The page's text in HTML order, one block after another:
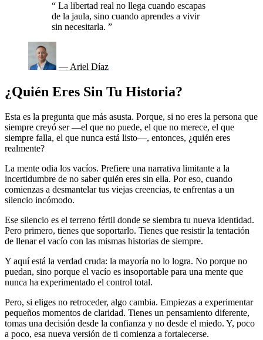
“ La libertad real no llega cuando escapas
de la jaula, sino cuando aprendes a vivir
sin necesitarla. ”
— Ariel Díaz
¿Quién Eres Sin Tu Historia?
Esta es la pregunta que más asusta. Porque, si no eres la persona que
siempre creyó ser —el que no puede, el que no merece, el que
siempre falla, el que nunca está listo—, entonces, ¿quién eres
realmente?
La mente odia los vacíos. Prefiere una narrativa limitante a la
incertidumbre de no saber quién eres sin ella. Por eso, cuando
comienzas a desmantelar tus viejas creencias, te enfrentas a un
silencio incómodo.
Ese silencio es el terreno fértil donde se siembra tu nueva identidad.
Pero primero, tienes que soportarlo. Tienes que resistir la tentación
de llenar el vacío con las mismas historias de siempre.
Y aquí está la verdad cruda: la mayoría no lo logra. No porque no
puedan, sino porque el vacío es insoportable para una mente que
nunca ha experimentado el control total.
Pero, si eliges no retroceder, algo cambia. Empiezas a experimentar
pequeños momentos de claridad. Tienes un pensamiento diferente,
tomas una decisión desde la confianza y no desde el miedo. Y, poco
a poco, esa nueva versión de ti comienza a fortalecerse.